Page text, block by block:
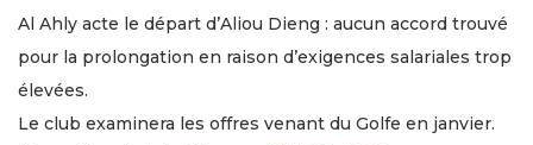
Al Ahly acte le départ d’Aliou Dieng : aucun accord trouvé
pour la prolongation en raison d’exigences salariales trop
élevées.
Le club examinera les offres venant du Golfe en janvier.